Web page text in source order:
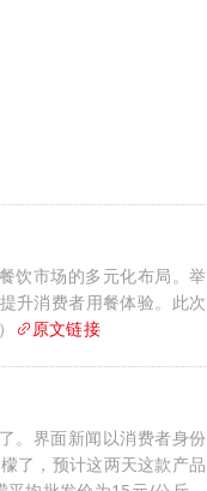
饮市场的多元化布局。举
升消费者用餐体验。此次
原文链接
。界面新闻以消费者身份
了，预计这两天这款产品